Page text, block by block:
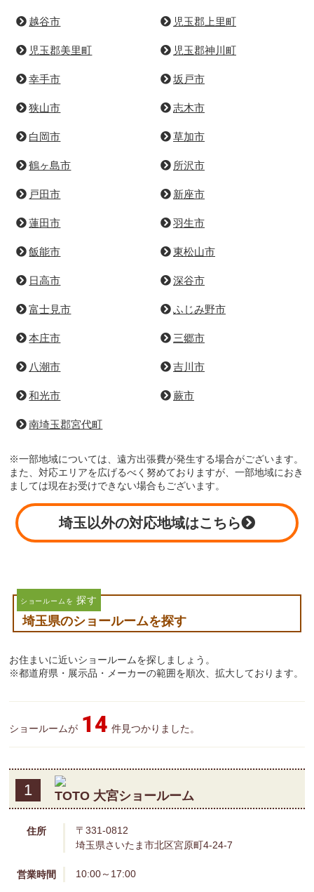
越谷市 児玉郡上里町
児玉郡美里町 児玉郡神川町
幸手市 坂戸市
狭山市 志木市
白岡市 草加市
鶴ヶ島市 所沢市
戸田市 新座市
蓮田市 羽生市
飯能市 東松山市
日高市 深谷市
富士見市 ふじみ野市
本庄市 三郷市
八潮市 吉川市
和光市 蕨市
南埼玉郡宮代町
※一部地域については、遠方出張費が発生する場合がございます。
また、対応エリアを広げるべく努めておりますが、一部地域におき
ましては現在お受けできない場合もございます。
埼玉以外の対応地域はこちら
ショールームを 探す
埼玉県のショールームを探す
お住まいに近いショールームを探しましょう。
※都道府県・展示品・メーカーの範囲を順次、拡大しております。
ショールームが 14 件見つかりました。
1 TOTO 大宮ショールーム
住所
〒331-0812
埼玉県さいたま市北区宮原町4-24-7
営業時間 10:00～17:00